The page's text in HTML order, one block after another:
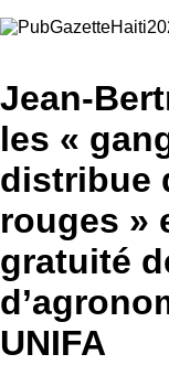
Jean-
les «
distribue
rouges »
gratuité
UNIFA